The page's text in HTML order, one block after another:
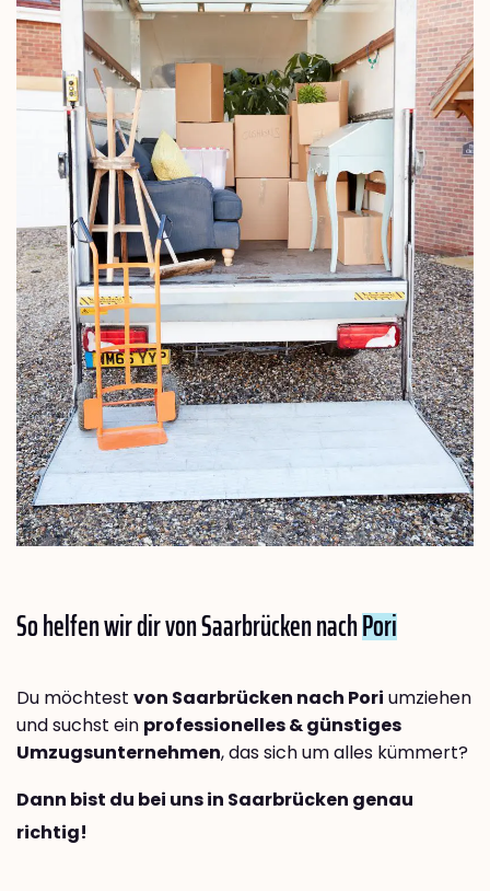
So helfen wir dir von Saarbrücken nachPori
Du möchtest von Saarbrücken nach Pori umziehen
und suchst ein professionelles & günstiges
Umzugsunternehmen, das sich um alles kümmert?
Dann bist du bei uns in Saarbrücken genau
richtig!